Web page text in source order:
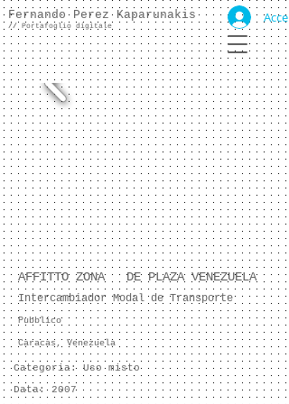
Fernando Perez Kaparunakis
// Portafoglio digitale
AFFITTO ZONA DE PLAZA VENEZUELA
Intercambiador Modal de Transporte
Pubblico
Caracas, Venezuela
Categoria: Uso misto
Data: 2007